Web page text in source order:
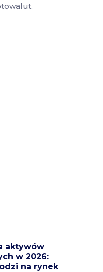
aktywów
w 2026:
na rynek